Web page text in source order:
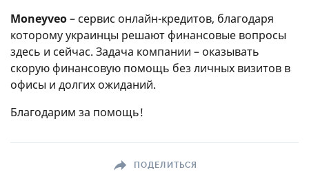
Moneyveo– сервис онлайн-кредитов, благодаря
которому украинцы решают финансовые вопросы
здесь и сейчас. Задача компании – оказывать
скорую финансовую помощь без личных визитов в
офисы и долгих ожиданий.
Благодарим за помощь!
ПОДЕЛИТЬСЯ